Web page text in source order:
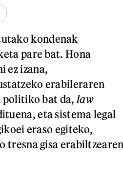
kondenak
pare bat. Hona
ez izana,
erabileraren
politiko bat da, law
eta sistema legal
eraso egiteko,
tresna gisa